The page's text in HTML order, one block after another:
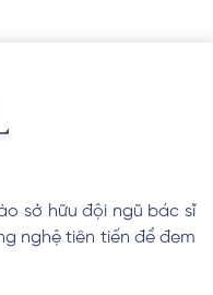
môi hay phun môi? Lựa
viền môi đơn giản và hiệu
sở hữu đội ngũ bác sĩ
nghệ tiên tiến để đem